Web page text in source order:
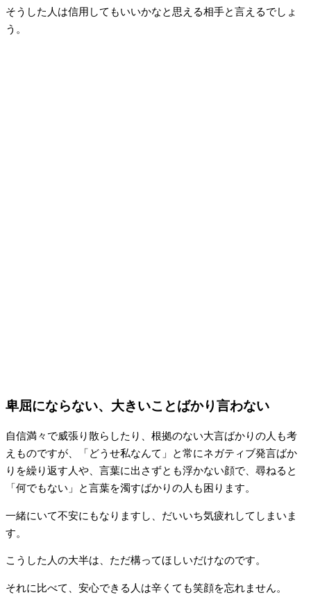
そうした人は信用してもいいかなと思える相手と言えるでしょ
う。
卑屈にならない、大きいことばかり言わない
自信満々で威張り散らしたり、根拠のない大言ばかりの人も考
えものですが、「どうせ私なんて」と常にネガティブ発言ばか
りを繰り返す人や、言葉に出さずとも浮かない顔で、尋ねると
「何でもない」と言葉を濁すばかりの人も困ります。
一緒にいて不安にもなりますし、だいいち気疲れしてしまいま
す。
こうした人の大半は、ただ構ってほしいだけなのです。
それに比べて、安心できる人は辛くても笑顔を忘れません。